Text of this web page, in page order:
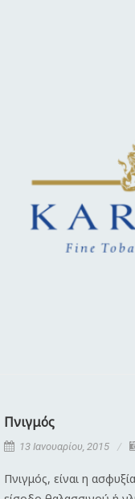
Πνιγμός
13 Ιανουαρίου, 2015
Πνιγμός, είναι η